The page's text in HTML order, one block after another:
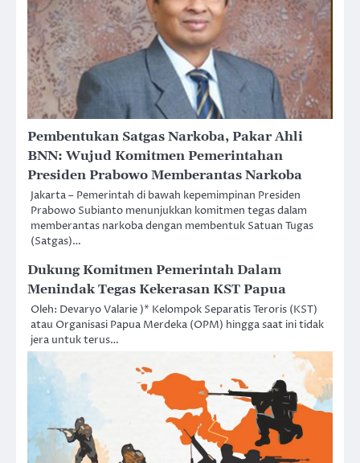
Pembentukan Satgas Narkoba, Pakar Ahli
BNN: Wujud Komitmen Pemerintahan
Presiden Prabowo Memberantas Narkoba
Jakarta – Pemerintah di bawah kepemimpinan Presiden
Prabowo Subianto menunjukkan komitmen tegas dalam
memberantas narkoba dengan membentuk Satuan Tugas
(Satgas)…
Dukung Komitmen Pemerintah Dalam
Menindak Tegas Kekerasan KST Papua
Oleh: Devaryo Valarie )* Kelompok Separatis Teroris (KST)
atau Organisasi Papua Merdeka (OPM) hingga saat ini tidak
jera untuk terus…